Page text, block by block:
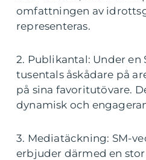
omfattningen av
representeras.
2. Publikantal: Under en
tusentals åskådare på
på sina favoritutövare.
dynamisk och
3. Mediatäckning: SM-
erbjuder därmed en